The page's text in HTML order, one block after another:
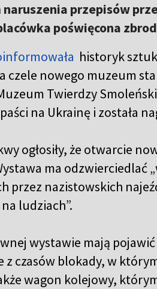
przepisów
poświęcona
historyk
czele nowego muzeum
Twierdzy
na Ukrainę i została
ogłosiły, że otwarcie
ma odzwierciedlać
przez nazistowskich
ludziach”.
wystawie mają
z czasów blokady, w
wagon kolejowy,